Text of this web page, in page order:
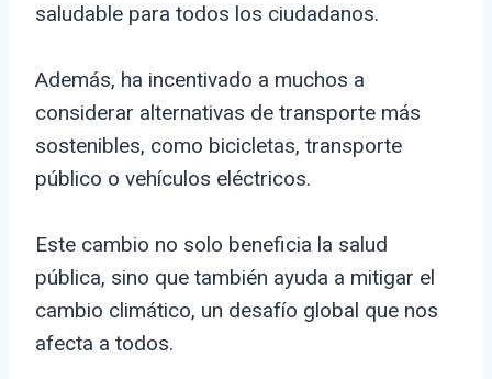
saludable para todos los ciudadanos.
Además, ha incentivado a muchos a
considerar alternativas de transporte más
sostenibles, como bicicletas, transporte
público o vehículos eléctricos.
Este cambio no solo beneficia la salud
pública, sino que también ayuda a mitigar el
cambio climático, un desafío global que nos
afecta a todos.